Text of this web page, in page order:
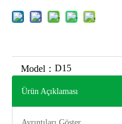
Model： D15
Ürün Açıklaması